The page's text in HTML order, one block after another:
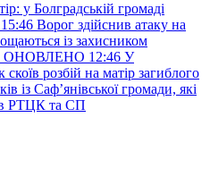
у Болградській громаді
15:46 Ворог здійснив атаку на
із захисником
ОНОВЛЕНО 12:46 У
розбій на матір загиблого
із Саф’янівської громади, які
РТЦК та СП